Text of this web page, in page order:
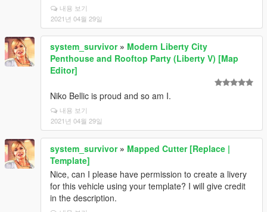
내용 보기
2021년 04월 29일
system_survivor» Modern Liberty City
Penthouse and Rooftop Party (Liberty V) [Map
Editor]
Niko Bellic is proud and so am I.
내용 보기
2021년 04월 29일
system_survivor» Mapped Cutter [Replace |
Template]
Nice, can I please have permission to create a livery
for this vehicle using your template? I will give credit
in the description.